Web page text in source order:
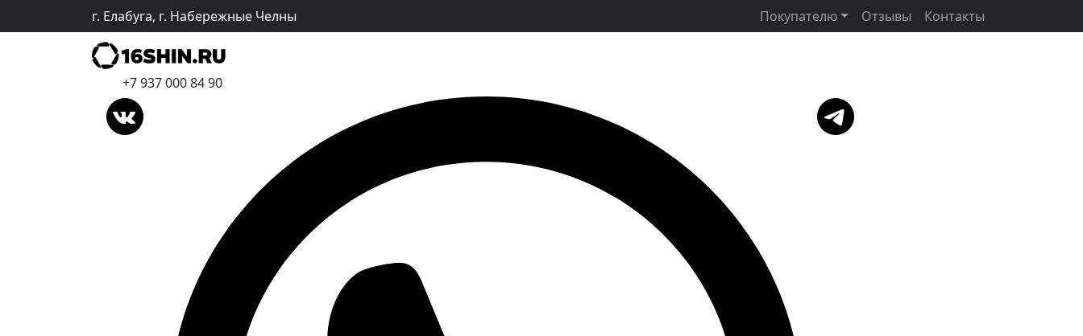
г. Елабуга, г. Набережные Челны Покупателю Отзывы Контакты
+7 937 000 84 90